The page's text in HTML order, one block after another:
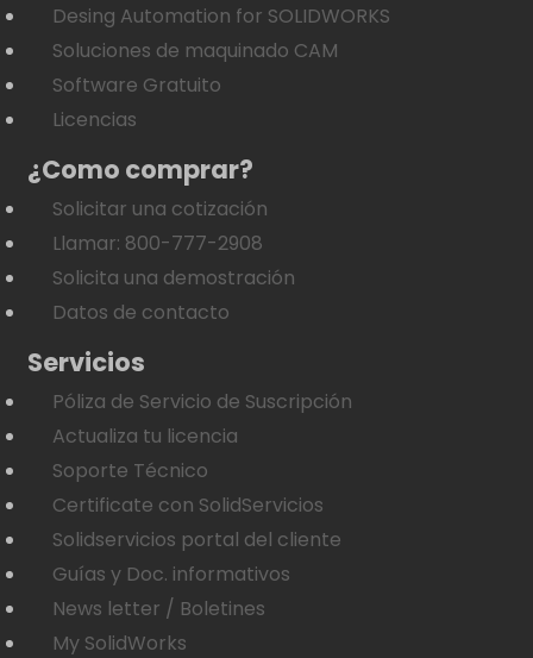
Desing Automation for SOLIDWORKS
Soluciones de maquinado CAM
Software Gratuito
Licencias
¿Como comprar?
Solicitar una cotización
Llamar: 800-777-2908
Solicita una demostración
Datos de contacto
Servicios
Póliza de Servicio de Suscripción
Actualiza tu licencia
Soporte Técnico
Certificate con SolidServicios
Solidservicios portal del cliente
Guías y Doc. informativos
News letter / Boletines
My SolidWorks